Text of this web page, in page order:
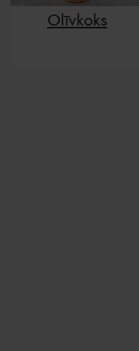
Olīvkoks